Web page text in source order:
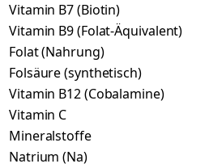
Vitamin B7 (Biotin)
Vitamin B9 (Folat-Äquivalent)
Folat (Nahrung)
Folsäure (synthetisch)
Vitamin B12 (Cobalamine)
Vitamin C
Mineralstoffe
Natrium (Na)